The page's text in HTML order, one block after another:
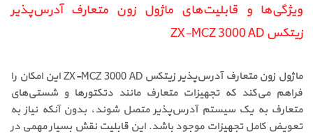
ویژگی‌ها و قابلیت‌های ماژول زون متعارف آدرس‌پذیر
زیتکس ZX-MCZ 3000 AD
ماژول زون متعارف آدرس‌پذیر زیتکس ZX-MCZ 3000 AD این امکان را
فراهم می‌کند که تجهیزات متعارف مانند دتکتورها و شستی‌های
متعارف به یک سیستم آدرس‌پذیر متصل شوند، بدون آنکه نیاز به
تعویض کامل تجهیزات موجود باشد. این قابلیت نقش بسیار مهمی در